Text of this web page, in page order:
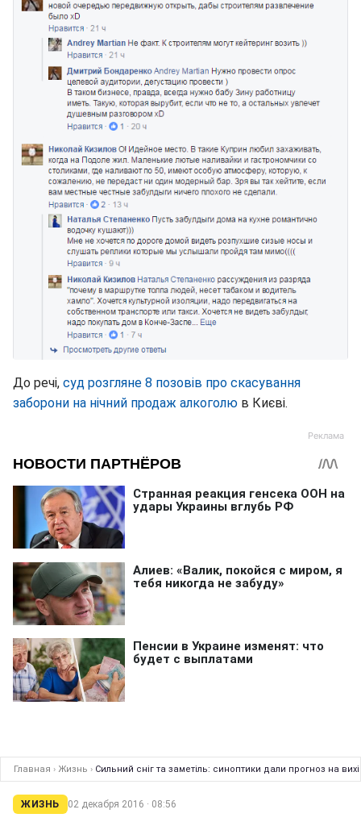
До речі, суд розгляне 8 позовів про скасування
заборони на нічний продаж алкоголю в Києві.
Главная › Жизнь › Сильний сніг та заметіль: синоптики дали прогноз на
ЖИЗНЬ 02 декабря 2016 · 08:56